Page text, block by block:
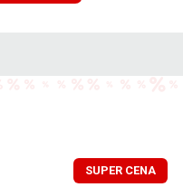
SUPER CENA